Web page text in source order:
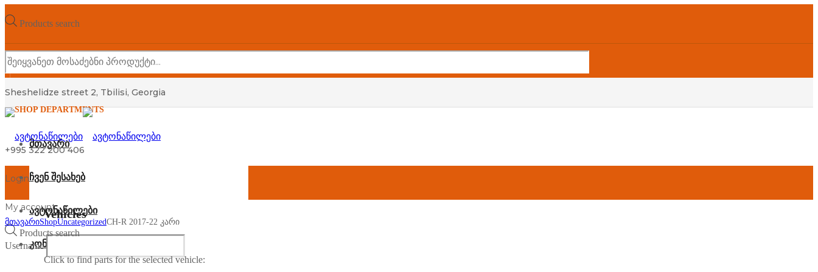
Products search
SHOP DEPARTMENTS
მთავარი
ჩვენ შესახებ
ავტონაწილები
კონტაქტი
Sheshelidze street 2, Tbilisi, Georgia
+995 322 200 406
Login
My account
Username
Products search
Vehicles
Click to find parts for the selected vehicle:
მთავარიShopUncategorizedCH-R 2017-22 კარი